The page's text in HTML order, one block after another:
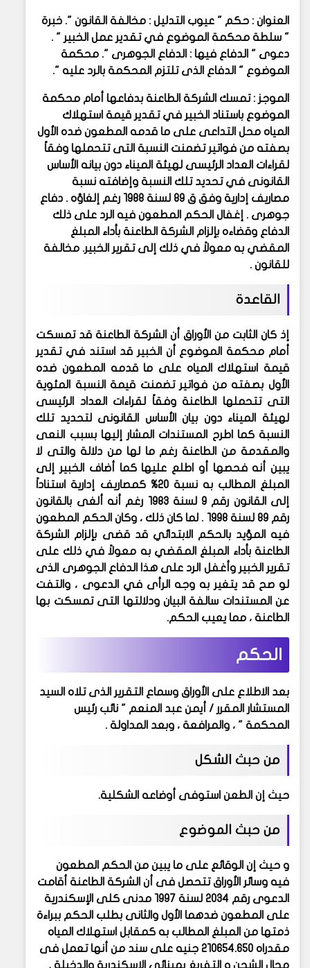
العنوان : حكم " عيوب التدليل : مخالفة القانون ". خبرة
" سلطة محكمة الموضوع في تقدير عمل الخبير " .
دعوى " الدفاع فيها : الدفاع الجوهرى ". محكمة
الموضوع " الدفاع الذى تلتزم المحكمة بالرد عليه ".
الموجز : تمسك الشركة الطاعنة بدفاعها أمام محكمة
الموضوع باستناد الخبير في تقدير قيمة استهلاك
المياه محل التداعى على ما قدمه المطعون ضده الأول
بصفته من فواتير تضمنت النسبة التى تتحملها وفقاً
لقراءات العداد الرئيسى لهيئة الميناء دون بيانه الأساس
القانونى في تحديد تلك النسبة وإضافته نسبة
مصاريف إدارية وفق ق ٨٩ لسنة ١٩٨٨ رغم إلغاؤه . دفاع
جوهرى . إغفال الحكم المطعون فيه الرد على ذلك
الدفاع وقضاءه بإلزام الشركة الطاعنة بأداء المبلغ
المقضي به معولاً في ذلك إلى تقرير الخبير. مخالفة
للقانون .
القاعدة
إذ كان الثابت من الأوراق أن الشركة الطاعنة قد تمسكت
أمام محكمة الموضوع أن الخبير قد استند في تقدير
قيمة استهلاك المياه على ما قدمه المطعون ضده
الأول بصفته من فواتير تضمنت قيمة النسبة المئوية
التى تتحملها الطاعنة وفقاً لقراءات العداد الرئيسى
لهيئة الميناء دون بيان الأساس القانونى لتحديد تلك
النسبة كما اطرح المستندات المشار إليها بسبب النعى
والمقدمة من الطاعنة رغم ما لها من دلالة والتى لا
يبين أنه فحصها أو اطلع عليها كما أضاف الخبير إلى
المبلغ المطالب به نسبة ٢٠% كمصاريف إدارية استناداً
إلى القانون رقم ٩ لسنة ١٩٨٣ رغم أنه ألغى بالقانون
رقم ٨٩ لسنة ١٩٩٨ . لما كان ذلك ، وكان الحكم المطعون
فيه المؤيد بالحكم الابتدائي قد قضى بإلزام الشركة
الطاعنة بأداء المبلغ المقضي به معولاً في ذلك على
تقرير الخبير وأغفل الرد على هذا الدفاع الجوهرى الذى
لو صح قد يتغير به وجه الرأى في الدعوى ، والتفت
عن المستندات سالفة البيان ودلالتها التى تمسكت بها
الطاعنة ، مما يعيب الحكم.
الحكم
بعد الاطلاع على الأوراق وسماع التقرير الذى تلاه السيد
المستشار المقرر / أيمن عبد المنعم " نائب رئيس
المحكمة " ، والمرافعة ، وبعد المداولة .
من حبث الشكل
حيث إن الطعن استوفى أوضاعه الشكلية.
من حبث الموضوع
و حيث إن الوقائع على ما يبين من الحكم المطعون
فيه وسائر الأوراق تتحصل فى أن الشركة الطاعنة أقامت
الدعوى رقم ٢٠٣٤ لسنة ١٩٩٧ مدنى كلى الإسكندرية
على المطعون ضدهما الأول والثانى بطلب الحكم ببراءة
ذمتها من المبلغ المطالب به كمقابل استهلاك المياه
مقدراه ٢١٠٦٥٤.٦٥٠ جنيه على سند من أنها تعمل فى
مجال الشحن و التفريغ بمينائى الإسكندرية والدخيلة ,